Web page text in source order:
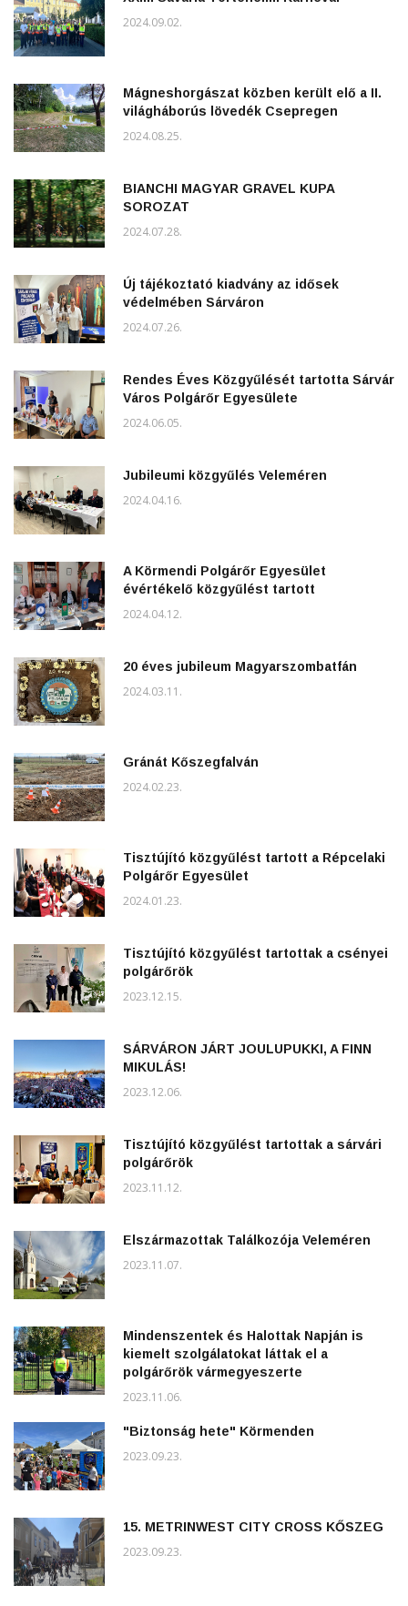
2024.09.02.
Mágneshorgászat közben került elő a II.
világháborús lövedék Csepregen
2024.08.25.
BIANCHI MAGYAR GRAVEL KUPA
SOROZAT
2024.07.28.
Új tájékoztató kiadvány az idősek
védelmében Sárváron
2024.07.26.
Rendes Éves Közgyűlését tartotta Sárvár
Város Polgárőr Egyesülete
2024.06.05.
Jubileumi közgyűlés Veleméren
2024.04.16.
A Körmendi Polgárőr Egyesület
évértékelő közgyűlést tartott
2024.04.12.
20 éves jubileum Magyarszombatfán
2024.03.11.
Gránát Kőszegfalván
2024.02.23.
Tisztújító közgyűlést tartott a Répcelaki
Polgárőr Egyesület
2024.01.23.
Tisztújító közgyűlést tartottak a csényei
polgárőrök
2023.12.15.
SÁRVÁRON JÁRT JOULUPUKKI, A FINN
MIKULÁS!
2023.12.06.
Tisztújító közgyűlést tartottak a sárvári
polgárőrök
2023.11.12.
Elszármazottak Találkozója Veleméren
2023.11.07.
Mindenszentek és Halottak Napján is
kiemelt szolgálatokat láttak el a
polgárőrök vármegyeszerte
2023.11.06.
"Biztonság hete" Körmenden
2023.09.23.
15. METRINWEST CITY CROSS KŐSZEG
2023.09.23.